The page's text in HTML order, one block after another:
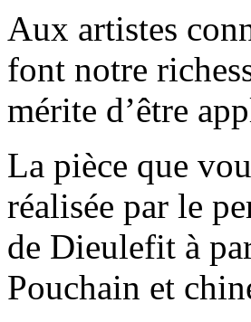
Aux artistes
font notre
mérite d’être
La pièce que
réalisée par le
de Dieulefit à
Pouchain et